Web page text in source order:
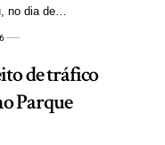
no dia de…
de tráfico
Parque